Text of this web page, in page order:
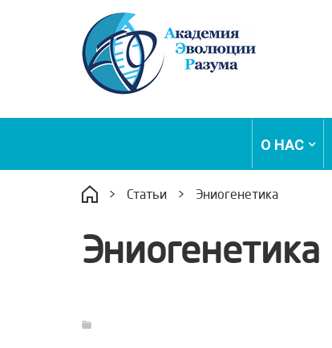
О НАС
> Статьи > Эниогенетика
Эниогенетика